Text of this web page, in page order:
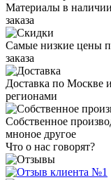
Материалы в
заказа
Самые низкие цены
заказа
Доставка по Москве
регионами
Собственное
мноное другое
Что о нас говорят?